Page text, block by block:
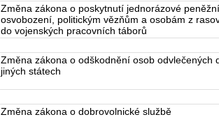
Změna zákona o poskytnutí jednorázové
osvobození, politickým vězňům a osobám z
do vojenských pracovních táborů
Změna zákona o odškodnění osob odvlečených
jiných státech
Změna zákona o dobrovolnické službě